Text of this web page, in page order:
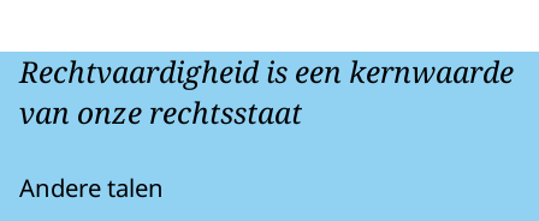
Rechtvaardigheid is een kernwaarde
van onze rechtsstaat
Andere talen